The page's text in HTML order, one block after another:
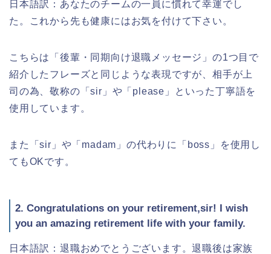
日本語訳：あなたのチームの一員に慣れて幸運でし
た。これから先も健康にはお気を付けて下さい。
こちらは「後輩・同期向け退職メッセージ」の1つ目で
紹介したフレーズと同じような表現ですが、相手が上
司の為、敬称の「sir」や「please」といった丁寧語を
使用しています。
また「sir」や「madam」の代わりに「boss」を使用し
てもOKです。
2. Congratulations on your retirement,sir! I wish
you an amazing retirement life with your family.
日本語訳：退職おめでとうございます。退職後は家族